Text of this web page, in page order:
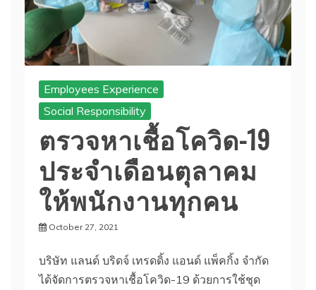
Employees Experience
Social Responsibility
ตรวจหาเชื้อโควิด-19
ประจำเดือนตุลาคม
ให้พนักงานทุกคน
October 27, 2021
HQ
บริษัท แลนด์ บริดจ์ เทรดดิ้ง แอนด์ แพ็คกิ้ง จำกัด
ได้จัดการตรวจหาเชื้อโควิด-19 ด้วยการใช้ชุด